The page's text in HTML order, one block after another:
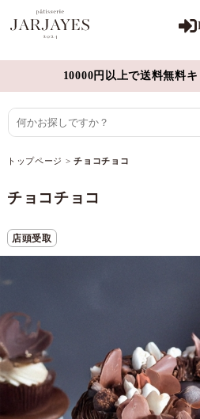
10000円以上で送料無料
トップページ >チョコチョコ
チョコチョコ
店頭受取